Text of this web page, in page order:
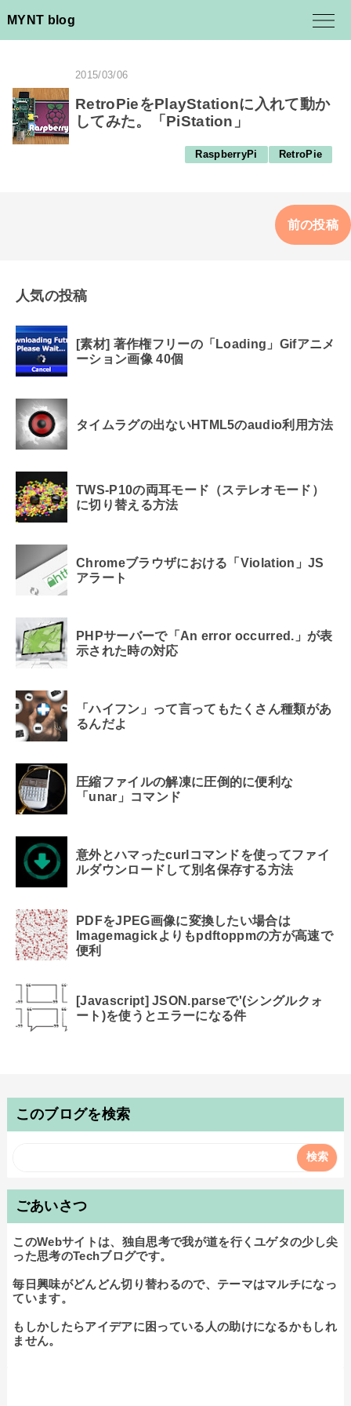
MYNT blog
2015/03/06
RetroPieをPlayStationに入れて動か
してみた。「PiStation」
RaspberryPi RetroPie
前の投稿
人気の投稿
[素材] 著作権フリーの「Loading」Gifアニメ
ーション画像 40個
タイムラグの出ないHTML5のaudio利用方法
TWS-P10の両耳モード（ステレオモード）
に切り替える方法
Chromeブラウザにおける「Violation」JS
アラート
PHPサーバーで「An error occurred.」が表
示された時の対応
「ハイフン」って言ってもたくさん種類があ
るんだよ
圧縮ファイルの解凍に圧倒的に便利な
「unar」コマンド
意外とハマったcurlコマンドを使ってファイ
ルダウンロードして別名保存する方法
PDFをJPEG画像に変換したい場合は
Imagemagickよりもpdftoppmの方が高速で
便利
[Javascript] JSON.parseで'(シングルクォ
ート)を使うとエラーになる件
このブログを検索
ごあいさつ
このWebサイトは、独自思考で我が道を行くユゲタの少し尖
った思考のTechブログです。
毎日興味がどんどん切り替わるので、テーマはマルチになっ
ています。
もしかしたらアイデアに困っている人の助けになるかもしれ
ません。